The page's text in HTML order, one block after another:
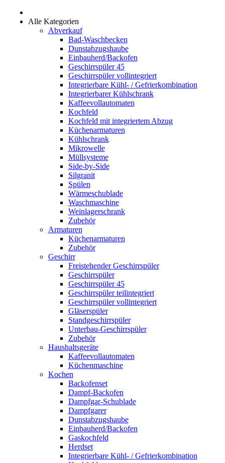
Alle Kategorien
Abverkauf
Bad-Waschbecken
Dunstabzugshaube
Einbauherd/Backofen
Geschirrspüler 45
Geschirrspüler vollintegriert
Integrierbare Kühl- / Gefrierkombination
Integrierbarer Kühlschrank
Kaffeevollautomaten
Kochfeld
Kochfeld mit integriertem Abzug
Küchenarmaturen
Kühlschrank
Mikrowelle
Müllsysteme
Side-by-Side
Silgranit
Spülen
Wärmeschublade
Waschmaschine
Weinlagerschrank
Zubehör
Armaturen
Küchenarmaturen
Zubehör
Geschirr
Freistehender Geschirrspüler
Geschirrspüler
Geschirrspüler 45
Geschirrspüler teilintegriert
Geschirrspüler vollintegriert
Gläserspüler
Standgeschirrspüler
Unterbau-Geschirrspüler
Zubehör
Haushaltsgeräte
Kaffeevollautomaten
Küchenmaschine
Kochen
Backofenset
Dampf-Backofen
Dampfgar-Schublade
Dampfgarer
Dunstabzugshaube
Einbauherd/Backofen
Gaskochfeld
Herdset
Integrierbare Kühl- / Gefrierkombination